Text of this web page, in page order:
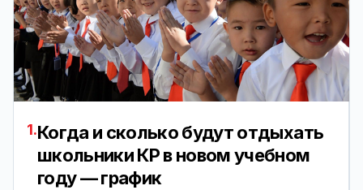
1.Когда и сколько будут отдыхать
школьники КР в новом учебном
году — график